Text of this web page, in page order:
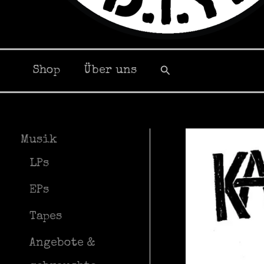
Shop Über uns Suchen
Musik
LPs
EPs
Tapes
Angebote &